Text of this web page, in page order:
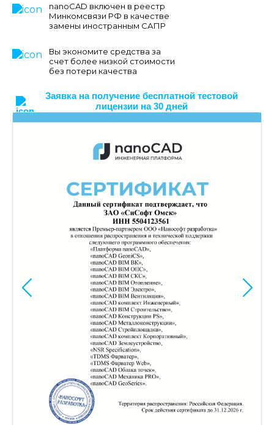
nanoCAD включен в реестр
Минкомсвязи РФ в качестве
замены иностранным САПР
Вы экономите средства за
счет более низкой стоимости
без потери качества
Заявка на получение бесплатной тестовой
лицензии на 30 дней